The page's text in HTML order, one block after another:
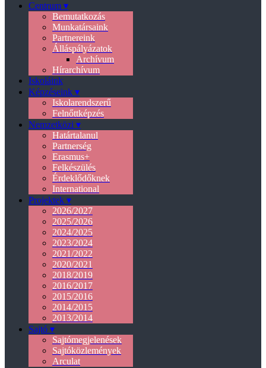
Centrum ▾
Bemutatkozás
Munkatársaink
Partnereink
Álláspályázatok
Archívum
Hírarchívum
Iskoláink
Képzéseink ▾
Iskolarendszerű
Felnőttképzés
Nemzetközi ▾
Határtalanul
Partnerség
Erasmus+
Felkészülés
Érdeklődőknek
International
Projektek ▾
2026/2027
2025/2026
2024/2025
2023/2024
2021/2022
2020/2021
2018/2019
2016/2017
2015/2016
2014/2015
2013/2014
Sajtó ▾
Sajtómegjelenések
Sajtóközlemények
Arculat